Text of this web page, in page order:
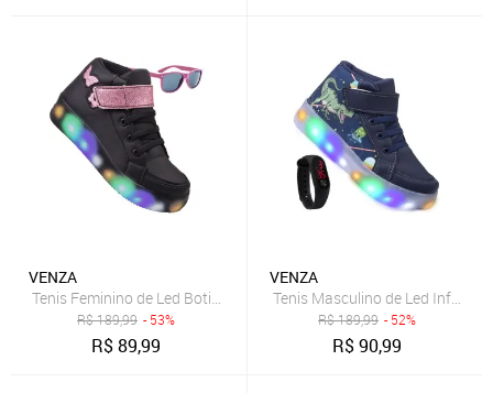
VENZA
Tenis Feminino de Led Botinha Borboleta Glitter Calce Facil + Oculos
R$189,99 - 53%
R$89,99
VENZA
Tenis Masculino de Led Infantil
R$189,99 - 52%
R$90,99